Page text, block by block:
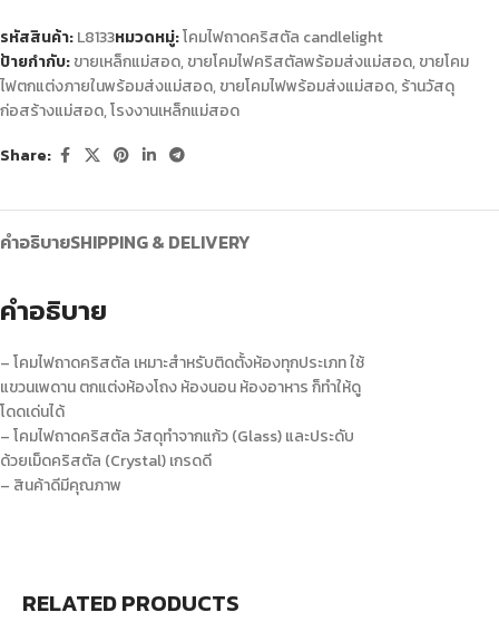
รหัสสินค้า:L8133หมวดหมู่:โคมไฟถาดคริสตัล candlelight
ป้ายกำกับ:ขายเหล็กแม่สอด,ขายโคมไฟคริสตัลพร้อมส่งแม่สอด,ขายโคม
ไฟตกแต่งภายในพร้อมส่งแม่สอด,ขายโคมไฟพร้อมส่งแม่สอด,ร้านวัสดุ
ก่อสร้างแม่สอด,โรงงานเหล็กแม่สอด
Share:
คำอธิบายSHIPPING & DELIVERY
คำอธิบาย
– โคมไฟถาดคริสตัล เหมาะสำหรับติดตั้งห้องทุกประเภท ใช้
แขวนเพดาน ตกแต่งห้องโถง ห้องนอน ห้องอาหาร ก็ทำให้ดู
โดดเด่นได้
– โคมไฟถาดคริสตัล วัสดุทำจากแก้ว (Glass) และประดับ
ด้วยเม็ดคริสตัล (Crystal) เกรดดี
– สินค้าดีมีคุณภาพ
RELATED PRODUCTS